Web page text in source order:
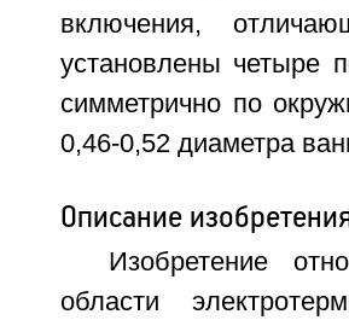
включения,
установлены четыре
симметрично по
0,46-0,52 диаметра
Описание
Изобретение
области